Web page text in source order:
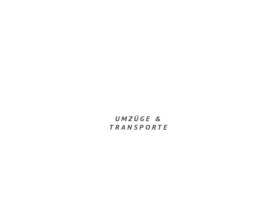
UMZÜGE &
TRANSPORTE